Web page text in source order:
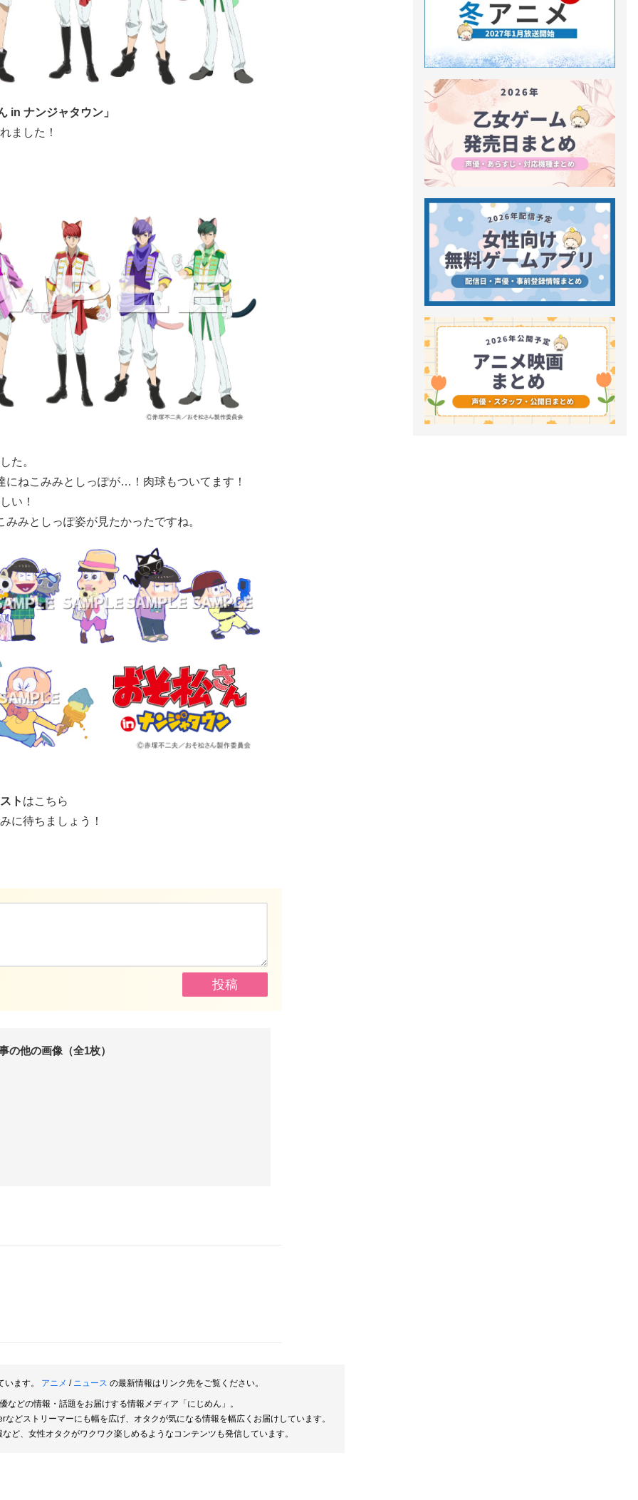
in ナンジャタウン」
ました！
た。
ねこみみとしっぽが…！肉球もついてます！
い！
みとしっぽ姿が見たかったですね。
ト はこちら
に待ちましょう！
の他の画像（全1枚）
います。 アニメ / ニュース の最新情報はリンク先をご覧ください。
どの情報・話題をお届けする情報メディア「にじめん」。
どストリーマーにも幅を広げ、オタクが気になる情報を幅広くお届けしています。
ど、女性オタクがワクワク楽しめるようなコンテンツも発信しています。